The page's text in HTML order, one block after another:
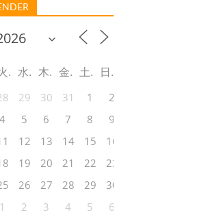
火 水 木 金 土 日
29 30 31 1
2
4 5 6 7 8
9
12 13 14 15
16
19 20 21 22
23
26 27 28 29
30
1 2 3 4 5 6